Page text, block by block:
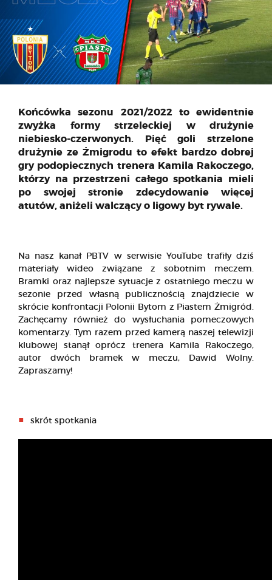
Końcówka sezonu 2021/2022 to ewidentnie
zwyżka formy strzeleckiej w drużynie
niebiesko-czerwonych. Pięć goli strzelone
drużynie ze Żmigrodu to efekt bardzo dobrej
gry podopiecznych trenera Kamila Rakoczego,
którzy na przestrzeni całego spotkania mieli
po swojej stronie zdecydowanie więcej
atutów, aniżeli walczący o ligowy byt rywale.
Na nasz kanał PBTV w serwisie YouTube trafiły dziś
materiały wideo związane z sobotnim meczem.
Bramki oraz najlepsze sytuacje z ostatniego meczu w
sezonie przed własną publicznością znajdziecie w
skrócie konfrontacji Polonii Bytom z Piastem Żmigród.
Zachęcamy również do wysłuchania pomeczowych
komentarzy. Tym razem przed kamerą naszej telewizji
klubowej stanął oprócz trenera Kamila Rakoczego,
autor dwóch bramek w meczu, Dawid Wolny.
Zapraszamy!
skrót spotkania